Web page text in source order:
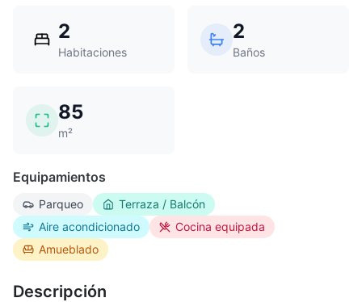
2
Habitaciones
2
Baños
85
m²
Equipamientos
Parqueo
Terraza / Balcón
Aire acondicionado
Cocina equipada
Amueblado
Descripción